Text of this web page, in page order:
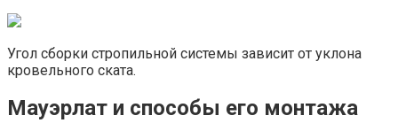
Угол сборки стропильной системы зависит от уклона
кровельного ската.
Мауэрлат и способы его монтажа